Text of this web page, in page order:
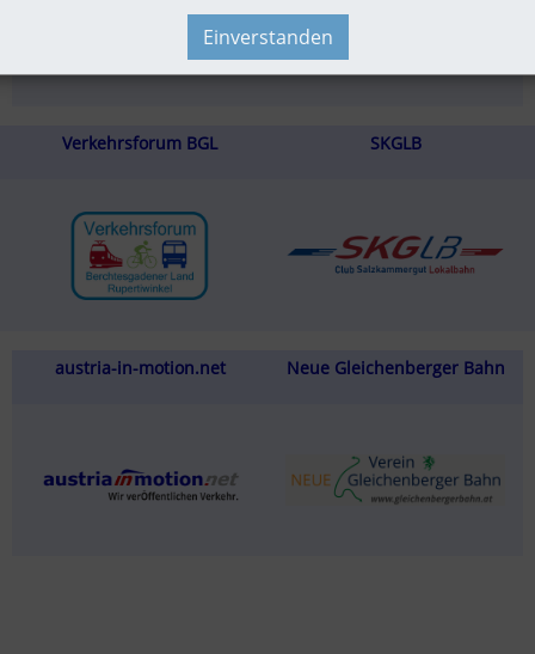
Verkehrsforum BGL SKGLB
austria-in-motion.net Neue Gleichenberger Bahn
Einverstanden